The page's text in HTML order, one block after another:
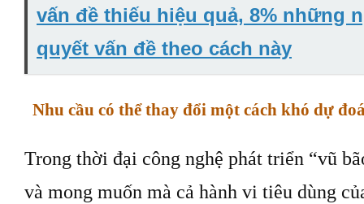
vấn đề thiếu hiệu quả, 8% những
quyết vấn đề theo cách này
Nhu cầu có thể thay đổi một cách khó dự
Trong thời đại công nghệ phát triển “vũ
và mong muốn mà cả hành vi tiêu dùng